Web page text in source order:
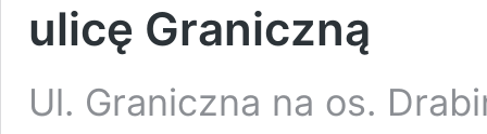
ulicę Graniczną
Ul. Graniczna na os.